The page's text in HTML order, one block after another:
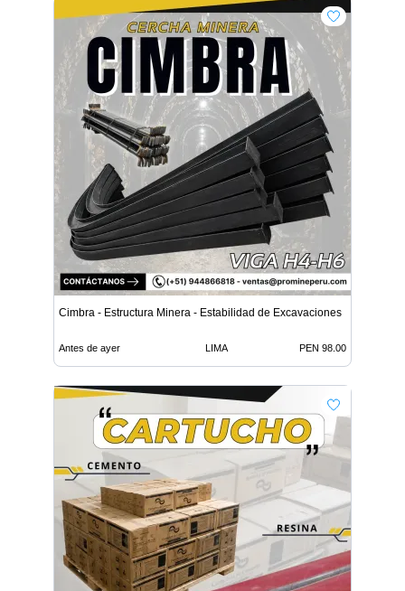
Cimbra - Estructura Minera - Estabilidad de Excavaciones
Antes de ayer LIMA PEN 98.00